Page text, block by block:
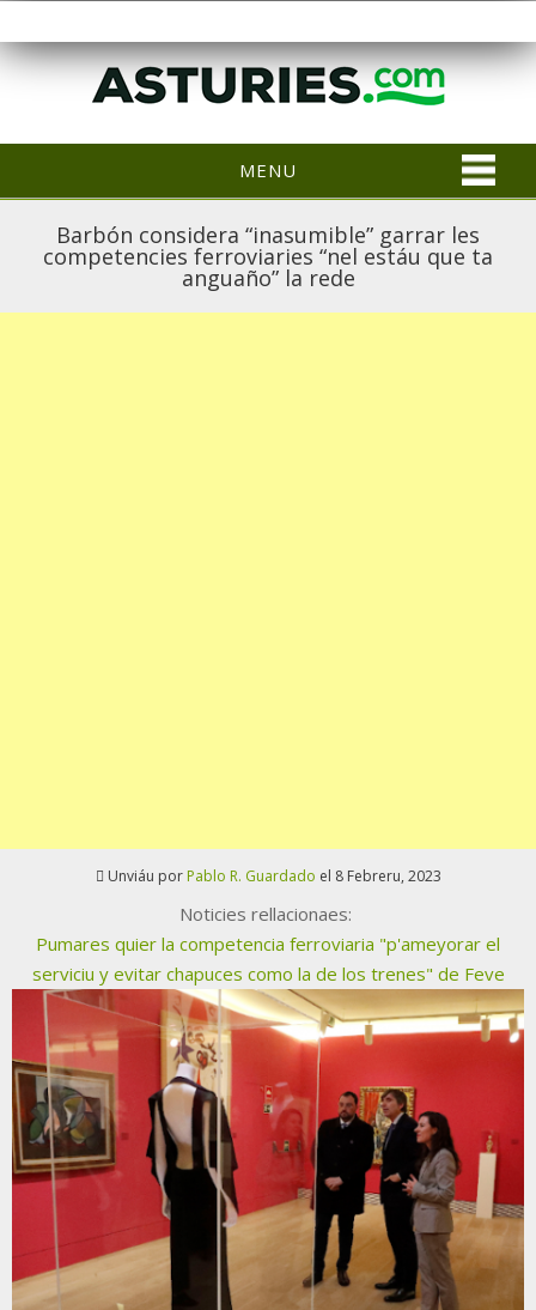
MENU
Barbón considera “inasumible” garrar les
competencies ferroviaries “nel estáu que ta
anguaño” la rede
Unviáu por Pablo R. Guardado el 8 Febreru, 2023
Noticies rellacionaes:
Pumares quier la competencia ferroviaria "p'ameyorar el
serviciu y evitar chapuces como la de los trenes" de Feve